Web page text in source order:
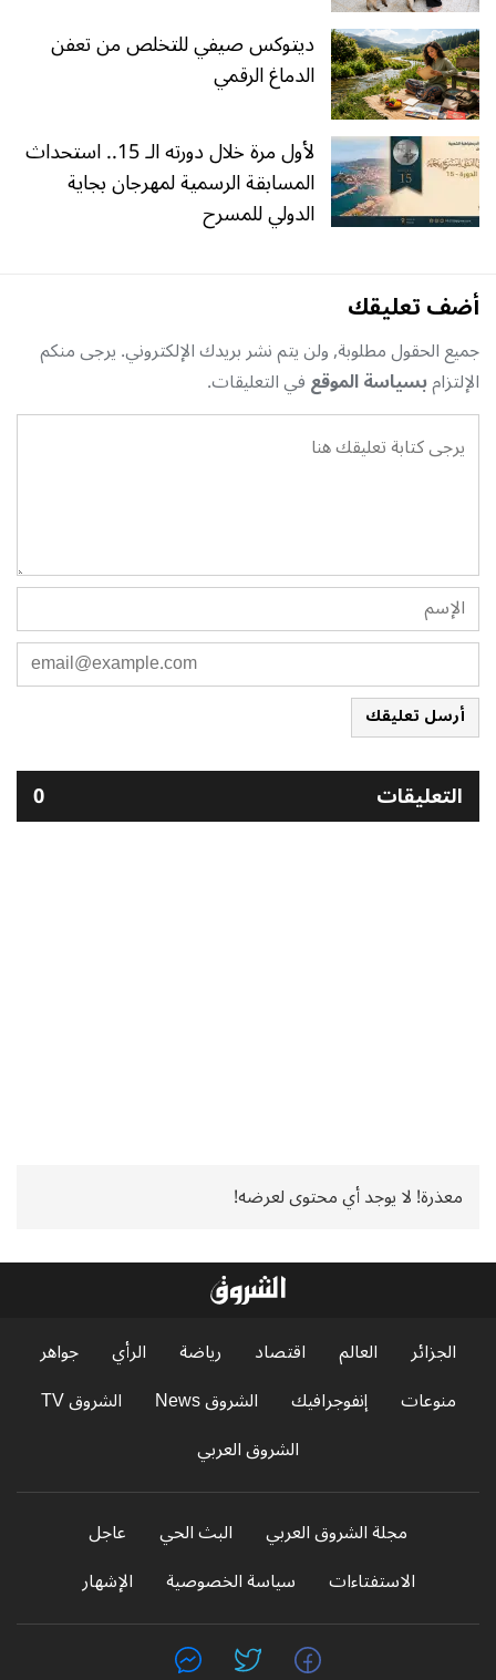
ديتوكس صيفي للتخلص من تعفن
الدماغ الرقمي
لأول مرة خلال دورته الـ 15.. استحداث
المسابقة الرسمية لمهرجان بجاية
الدولي للمسرح
أضف تعليقك
جميع الحقول مطلوبة, ولن يتم نشر بريدك الإلكتروني. يرجى منكم
الإلتزامبسياسة الموقعفي التعليقات.
أرسل تعليقك
التعليقات 0
معذرة! لا يوجد أي محتوى لعرضه!
الجزائر العالم اقتصاد رياضة الرأي
جواهر
منوعات
إنفوجرافيك الشروق News
الشروق TV
الشروق العربي
مجلة الشروق العربي البث الحي
عاجل
الاستفتاءات
سياسة الخصوصية الإشهار